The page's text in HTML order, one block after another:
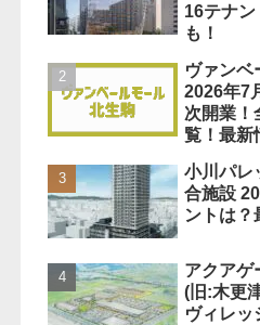
16テナ
も！
ヴァンベ
2026年7
次開業！
覧！最新
小川パレ
合施設
ントは？
アクアゲ
(旧:木更
ヴィレッ